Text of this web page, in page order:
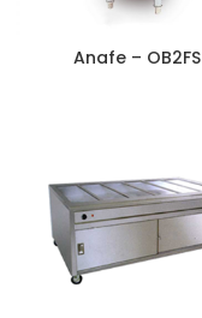
Anafe – OB2FS